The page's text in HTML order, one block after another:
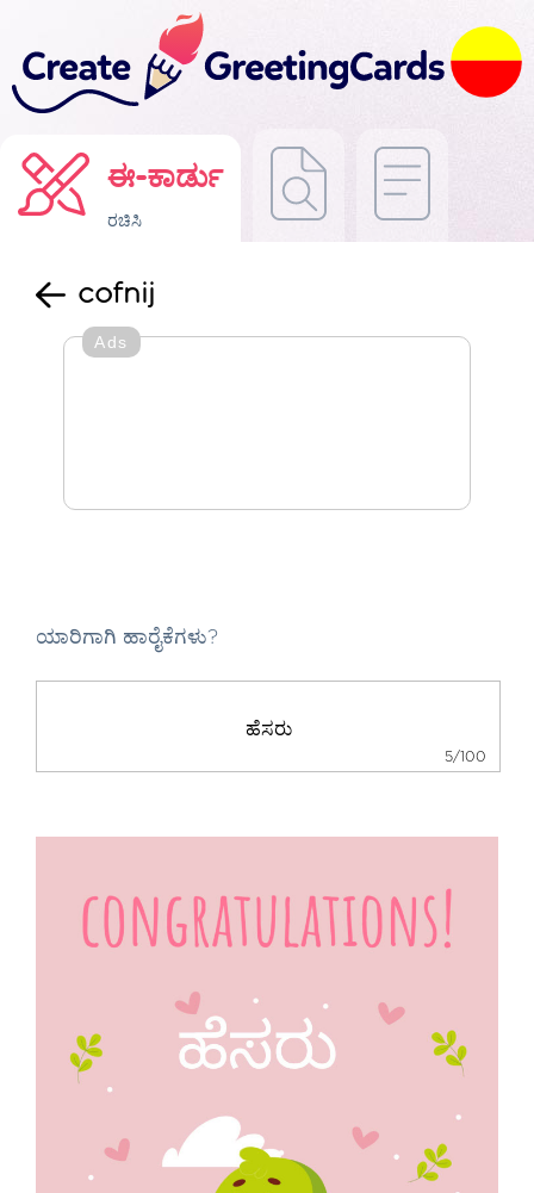
ಈ-ಕಾರ್ಡು
ರಚಿಸಿ
cofnij
Ads
ಯಾರಿಗಾಗಿ ಹಾರೈಕೆಗಳು?
5/100